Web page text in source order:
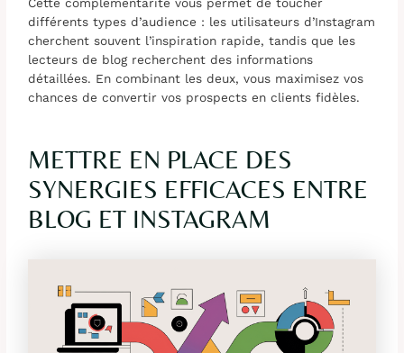
Cette complémentarité vous permet de toucher
différents types d’audience : les utilisateurs d’Instagram
cherchent souvent l’inspiration rapide, tandis que les
lecteurs de blog recherchent des informations
détaillées. En combinant les deux, vous maximisez vos
chances de convertir vos prospects en clients fidèles.
METTRE EN PLACE DES
SYNERGIES EFFICACES ENTRE
BLOG ET INSTAGRAM